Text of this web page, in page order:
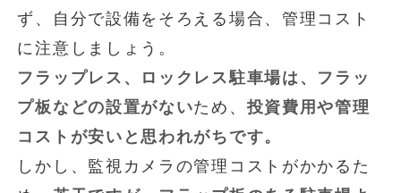
ず、自分で設備をそろえる場合、管理コスト
に注意しましょう。
フラップレス、ロックレス駐車場は、フラッ
プ板などの設置がないため、 投資費用や管理
コストが安いと思われがちです。
しかし、監視カメラの管理コストがかかるた